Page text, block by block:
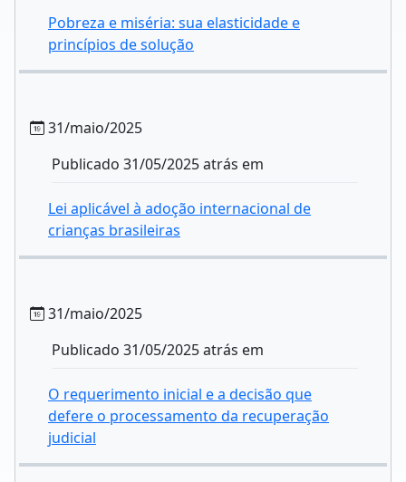
Pobreza e miséria: sua elasticidade e
princípios de solução
31/maio/2025
Publicado 31/05/2025 atrás em
Lei aplicável à adoção internacional de
crianças brasileiras
31/maio/2025
Publicado 31/05/2025 atrás em
O requerimento inicial e a decisão que
defere o processamento da recuperação
judicial